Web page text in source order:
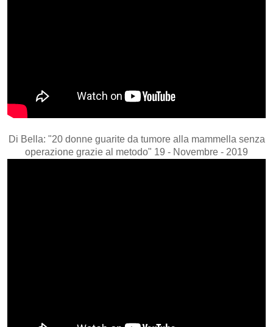
Di Bella: "20 donne guarite da tumore alla mammella senza
operazione grazie al metodo" 19 - Novembre - 2019